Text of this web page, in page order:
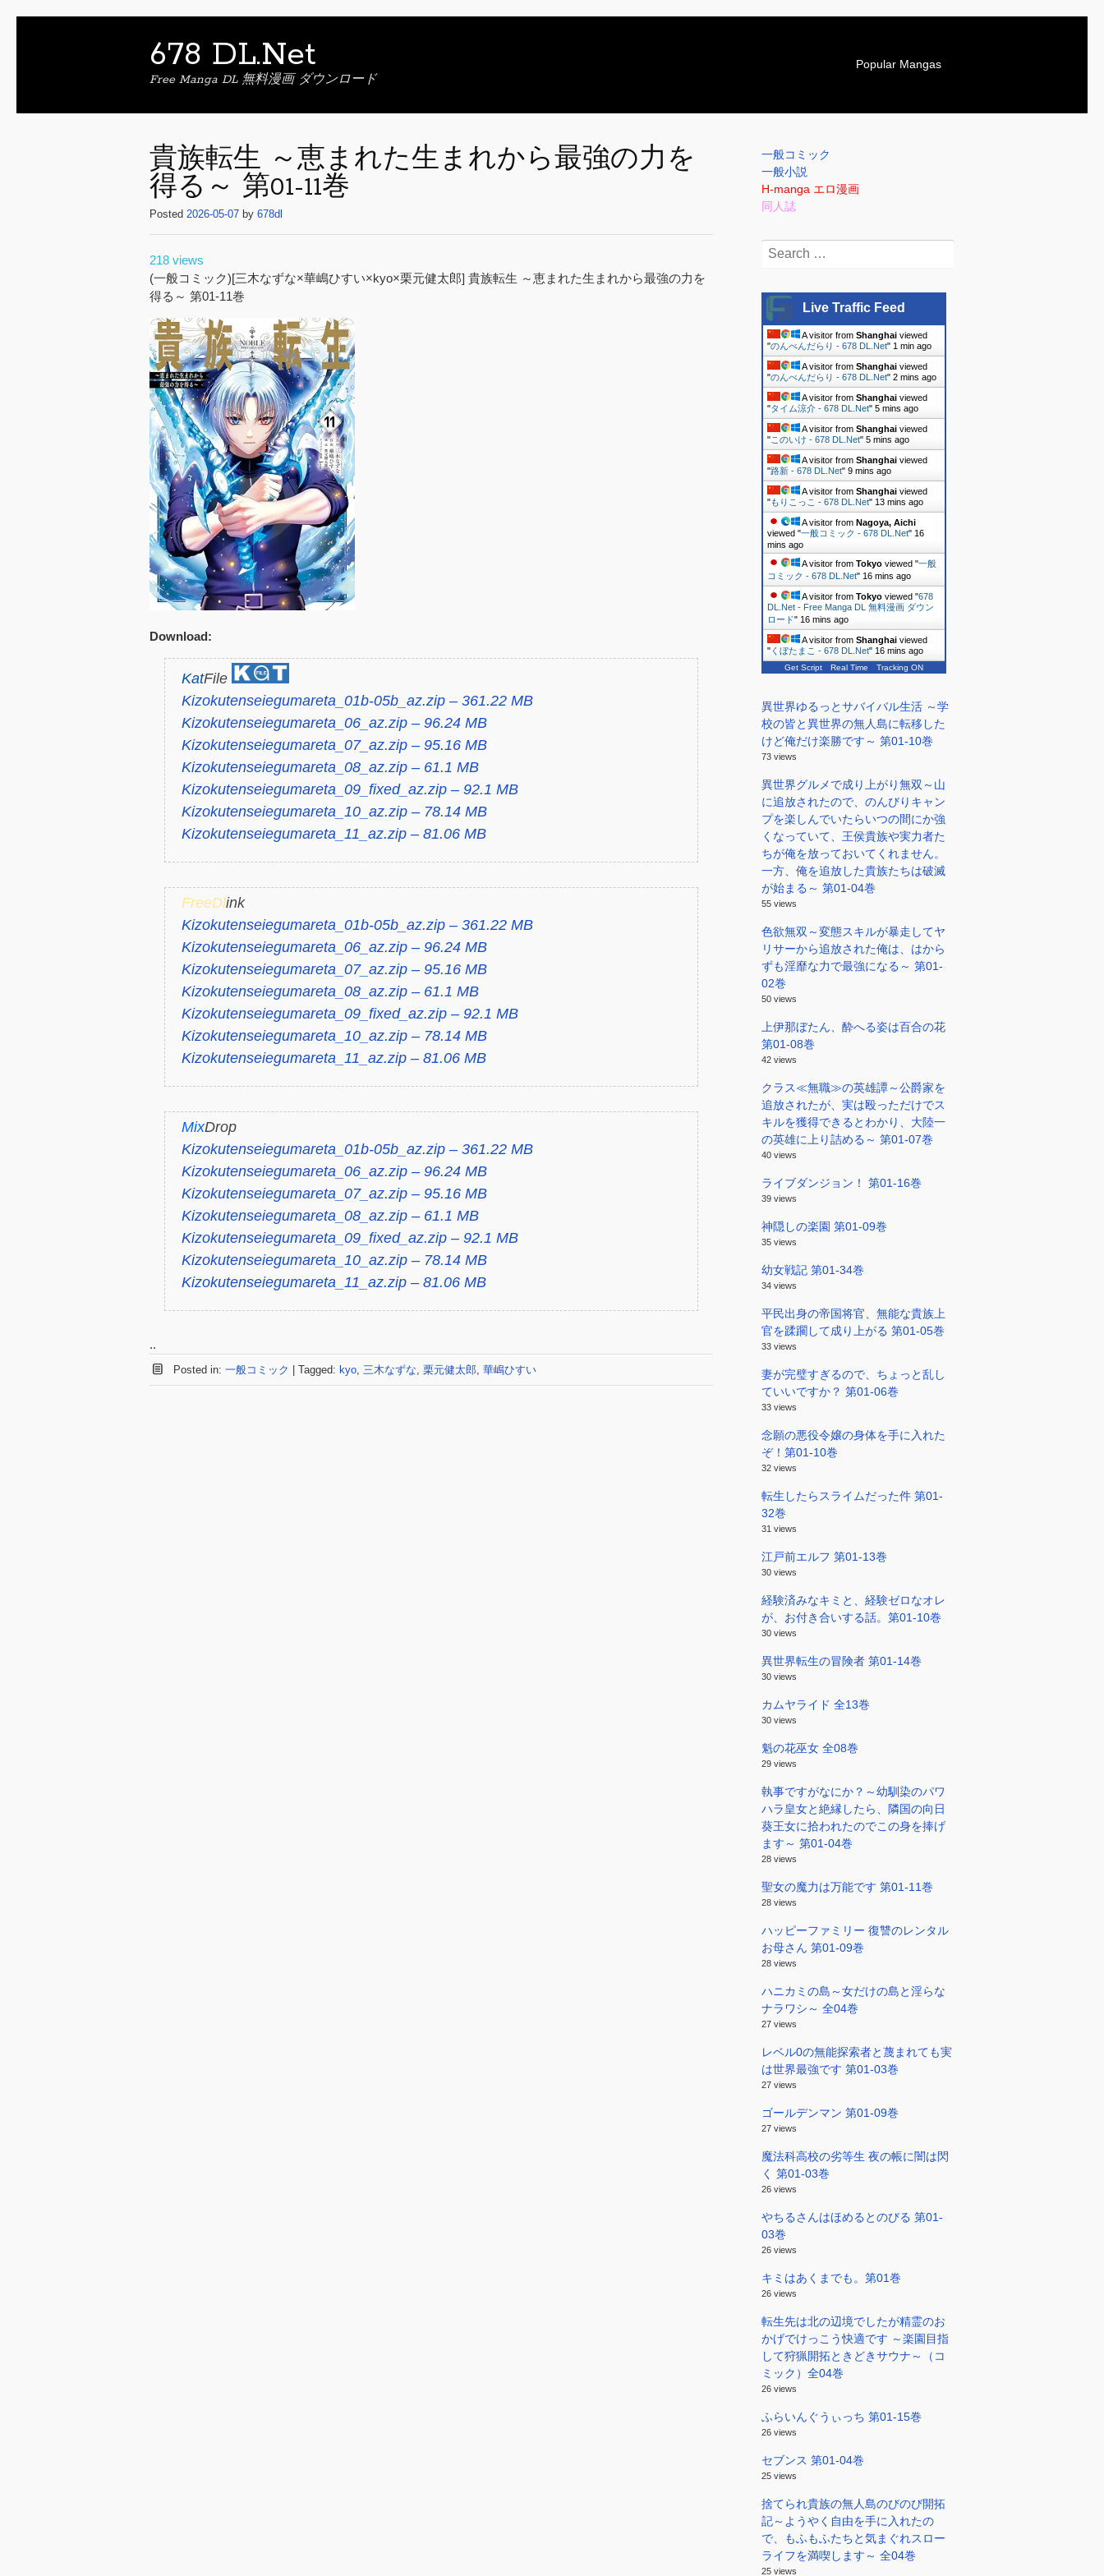
678 DL.Net
Free Manga DL 無料漫画 ダウンロード
S
p
o
Popular Mangas
貴族転生 ～恵まれた生まれから最強の力を
得る～ 第01-11巻
Posted 2026-05-07 by 678dl
218 views
(一般コミック)[三木なずな×華嶋ひすい×kyo×栗元健太郎] 貴族転生 ～恵まれた生まれから最強の力を
得る～ 第01-11巻
Download:
KatFile
Kizokutenseiegumareta_01b-05b_az.zip – 361.22 MB
Kizokutenseiegumareta_06_az.zip – 96.24 MB
Kizokutenseiegumareta_07_az.zip – 95.16 MB
Kizokutenseiegumareta_08_az.zip – 61.1 MB
Kizokutenseiegumareta_09_fixed_az.zip – 92.1 MB
Kizokutenseiegumareta_10_az.zip – 78.14 MB
Kizokutenseiegumareta_11_az.zip – 81.06 MB
FreeDlink
Kizokutenseiegumareta_01b-05b_az.zip – 361.22 MB
Kizokutenseiegumareta_06_az.zip – 96.24 MB
Kizokutenseiegumareta_07_az.zip – 95.16 MB
Kizokutenseiegumareta_08_az.zip – 61.1 MB
Kizokutenseiegumareta_09_fixed_az.zip – 92.1 MB
Kizokutenseiegumareta_10_az.zip – 78.14 MB
Kizokutenseiegumareta_11_az.zip – 81.06 MB
MixDrop
Kizokutenseiegumareta_01b-05b_az.zip – 361.22 MB
Kizokutenseiegumareta_06_az.zip – 96.24 MB
Kizokutenseiegumareta_07_az.zip – 95.16 MB
Kizokutenseiegumareta_08_az.zip – 61.1 MB
Kizokutenseiegumareta_09_fixed_az.zip – 92.1 MB
Kizokutenseiegumareta_10_az.zip – 78.14 MB
Kizokutenseiegumareta_11_az.zip – 81.06 MB
..
Posted in: 一般コミック | Tagged: kyo, 三木なずな 栗元健太郎 華嶋ひすい
一般コミック
一般小説
H-manga エロ漫画
同人誌
Search
Live Traffic Feed
A visitor from Shanghaiviewed
"のんべんだらり - 678 DL.Net" 1 min ago
A visitor from Shanghaiviewed
"のんべんだらり - 678 DL.Net" 2 mins ago
A visitor from Shanghaiviewed
"タイム涼介 - 678 DL.Net" 5 mins ago
A visitor from Shanghaiviewed
"このいけ - 678 DL.Net" 5 mins ago
A visitor from Shanghaiviewed
"路新 - 678 DL.Net" 9 mins ago
A visitor from Shanghaiviewed
"もりこっこ - 678 DL.Net" 13 mins ago
A visitor from Nagoya, Aichi
viewed "一般コミック - 678 DL.Net" 16
mins ago
A visitor from Tokyoviewed "一般
コミック - 678 DL.Net" 16 mins ago
A visitor from Tokyoviewed "678
DL.Net - Free Manga DL 無料漫画 ダウン
ロード" 16 mins ago
A visitor from Shanghaiviewed
"くぼたまこ - 678 DL.Net" 16 mins ago
Get Script Real Time Tracking ON
異世界ゆるっとサバイバル生活 ～学
校の皆と異世界の無人島に転移した
けど俺だけ楽勝です～ 第01-10巻
73 views
異世界グルメで成り上がり無双～山
に追放されたので、のんびりキャン
プを楽しんでいたらいつの間にか強
くなっていて、王侯貴族や実力者た
ちが俺を放っておいてくれません。
一方、俺を追放した貴族たちは破滅
が始まる～ 第01-04巻
55 views
色欲無双～変態スキルが暴走してヤ
リサーから追放された俺は、はから
ずも淫靡な力で最強になる～ 第01-
02巻
50 views
上伊那ぼたん、酔へる姿は百合の花
第01-08巻
42 views
クラス≪無職≫の英雄譚～公爵家を
追放されたが、実は殴っただけでス
キルを獲得できるとわかり、大陸一
の英雄に上り詰める～ 第01-07巻
40 views
ライブダンジョン！ 第01-16巻
39 views
神隠しの楽園 第01-09巻
35 views
幼女戦記 第01-34巻
34 views
平民出身の帝国将官、無能な貴族上
官を蹂躙して成り上がる 第01-05巻
33 views
妻が完璧すぎるので、ちょっと乱し
ていいですか？ 第01-06巻
33 views
念願の悪役令嬢の身体を手に入れた
ぞ！第01-10巻
32 views
転生したらスライムだった件 第01-
32巻
31 views
江戸前エルフ 第01-13巻
30 views
経験済みなキミと、経験ゼロなオレ
が、お付き合いする話。第01-10巻
30 views
異世界転生の冒険者 第01-14巻
30 views
カムヤライド 全13巻
30 views
魁の花巫女 全08巻
29 views
執事ですがなにか？～幼馴染のパワ
ハラ皇女と絶縁したら、隣国の向日
葵王女に拾われたのでこの身を捧げ
ます～ 第01-04巻
28 views
聖女の魔力は万能です 第01-11巻
28 views
ハッピーファミリー 復讐のレンタル
お母さん 第01-09巻
28 views
ハニカミの島～女だけの島と淫らな
ナラワシ～ 全04巻
27 views
レベル0の無能探索者と蔑まれても実
は世界最強です 第01-03巻
27 views
ゴールデンマン 第01-09巻
27 views
魔法科高校の劣等生 夜の帳に闇は閃
く 第01-03巻
26 views
やちるさんはほめるとのびる 第01-
03巻
26 views
キミはあくまでも。第01巻
26 views
転生先は北の辺境でしたが精霊のお
かげでけっこう快適です ～楽園目指
して狩猟開拓ときどきサウナ～（コ
ミック）全04巻
26 views
ふらいんぐうぃっち 第01-15巻
26 views
セブンス 第01-04巻
25 views
捨てられ貴族の無人島のびのび開拓
記～ようやく自由を手に入れたの
で、もふもふたちと気まぐれスロー
ライフを満喫します～ 全04巻
25 views